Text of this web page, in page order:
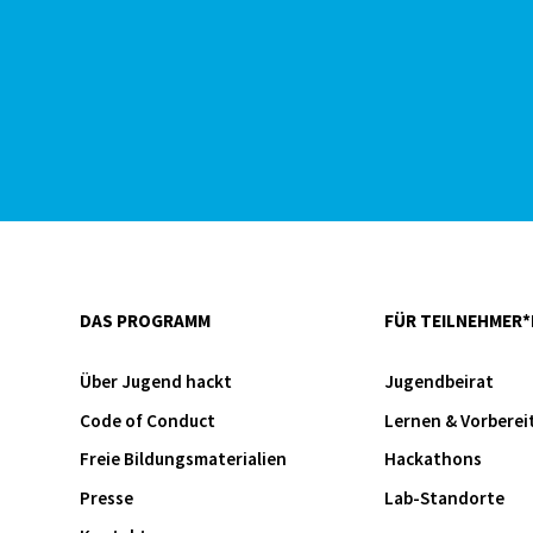
DAS PROGRAMM
Über Jugend hackt
Code of Conduct
Freie Bildungsmaterialien
Presse
FÜR
Jugendbeirat
Lernen &
Hackathons
Lab-Standorte